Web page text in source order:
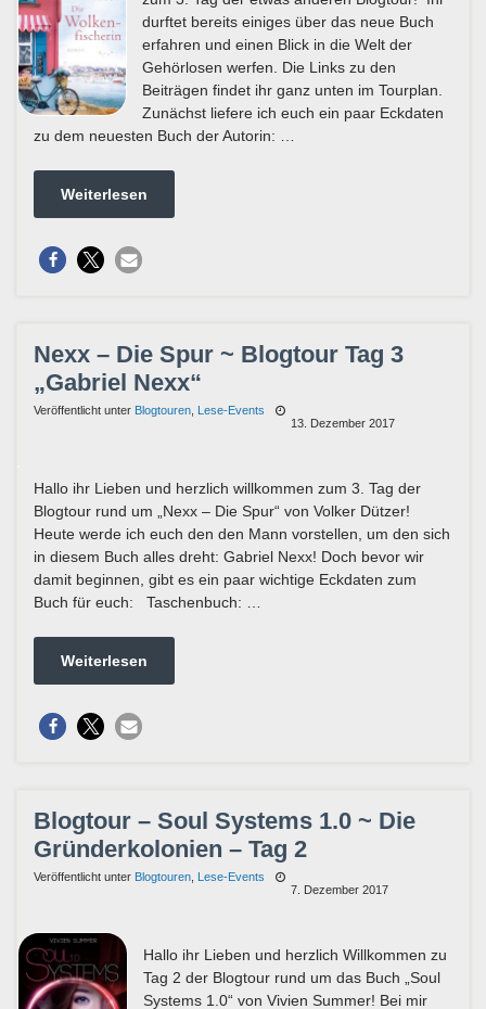
durftet bereits einiges über das neue Buch
erfahren und einen Blick in die Welt der
Gehörlosen werfen. Die Links zu den
Beiträgen findet ihr ganz unten im Tourplan.
Zunächst liefere ich euch ein paar Eckdaten
zu dem neuesten Buch der Autorin: …
Weiterlesen
Nexx – Die Spur ~ Blogtour Tag 3
„Gabriel Nexx“
Veröffentlicht unter Blogtouren Lese-Events
13. Dezember 2017
Hallo ihr Lieben und herzlich willkommen zum 3. Tag der
Blogtour rund um „Nexx – Die Spur“ von Volker Dützer!
Heute werde ich euch den den Mann vorstellen, um den sich
in diesem Buch alles dreht: Gabriel Nexx! Doch bevor wir
damit beginnen, gibt es ein paar wichtige Eckdaten zum
Buch für euch: Taschenbuch: …
Weiterlesen
Blogtour – Soul Systems 1.0 ~ Die
Gründerkolonien – Tag 2
Veröffentlicht unter Blogtouren Lese-Events
7. Dezember 2017
Hallo ihr Lieben und herzlich Willkommen zu
Tag 2 der Blogtour rund um das Buch „Soul
Systems 1.0“ von Vivien Summer! Bei mir